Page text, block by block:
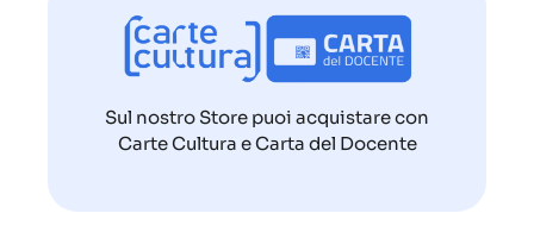
Sul nostro Store puoi acquistare con
Carte Cultura e Carta del Docente